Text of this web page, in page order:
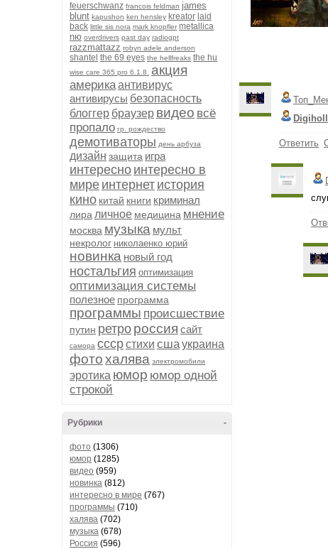
feuerschwanz francois feldman james
blunt kapushon ken hensley kreator laid
back little sis nora mark knopfler metallica
nю overdrivers past day radiogpt
razzmattazz robyn adele anderson
shantel the 69 eyes the hellfreaks the hu
wise care 365 pro 6.1.8. акция
америкаантивирус
антивирусы безопасность
блоггер браузер видео всё
пропало гр. рождество
демотиваторы день арбуза
дизайн защита игра
интересно интересно в
мире интернет история
кино китай книги криминал
лира личное медицина мнение
москва музыка мульт
некролог николаенко юрий
новинка новый год
ностальгия оптимизация
оптимизация системы
полезное программа
программы происшествие
путин ретро россия сайт
самора сссрстихи сшаукраина
фотохалява электромобили
эротика юмор юмор одной
строкой
-
Рубрики
фото (1306)
юмор (1285)
видео (959)
новинка (812)
интересно в мире (767)
программы (710)
халява (702)
музыка (678)
Россия (596)
Ответить